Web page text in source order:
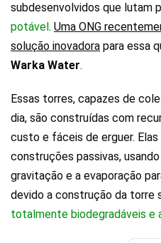
subdesenvolvidos que lutam
potável . Uma ONG
solução inovadora para essa
Warka Water.
Essas torres, capazes de
dia, são construídas com
custo e fáceis de erguer.
construções passivas,
gravitação e a evaporação
devido a construção da torre
totalmente biodegradáveis e